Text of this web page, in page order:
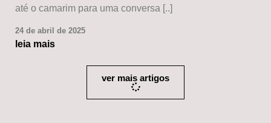
até o camarim para uma conversa [..]
24 de abril de 2025
leia mais
ver mais artigos